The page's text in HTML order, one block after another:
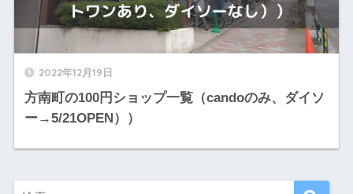
2022年12月19日
方南町の100円ショップ一覧（candoのみ、ダイソ
ー→5/21OPEN））